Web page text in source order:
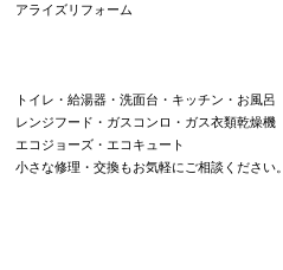
アライズリフォーム
トイレ・給湯器・洗面台・キッチン・お風呂
レンジフード・ガスコンロ・ガス衣類乾燥機
エコジョーズ・エコキュート
小さな修理・交換もお気軽にご相談ください。